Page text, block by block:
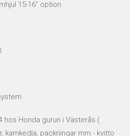
15-16” option
hos Honda gurun i Västerås (
kamkedja, packningar mm - kvitto